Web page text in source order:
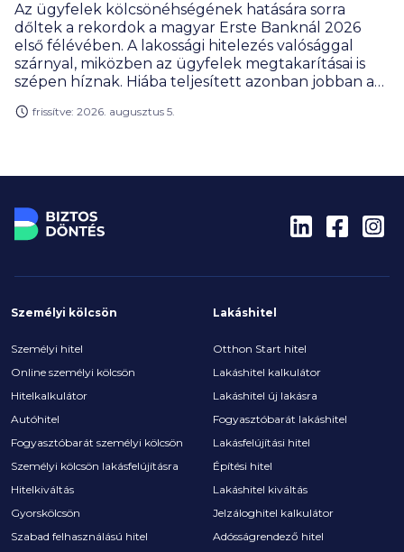
Az ügyfelek kölcsönéhségének hatására sorra
dőltek a rekordok a magyar Erste Banknál 2026
első félévében. A lakossági hitelezés valósággal
szárnyal, miközben az ügyfelek megtakarításai is
szépen híznak. Hiába teljesített azonban jobban a
extraprofitadó befizetésének új szabályai miatt van
frissítve: 2026. augusztus 5.
Személyi kölcsön
Személyi hitel
Online személyi kölcsön
Hitelkalkulátor
Autóhitel
Fogyasztóbarát személyi kölcsön
Személyi kölcsön lakásfelújításra
Hitelkiváltás
Gyorskölcsön
Szabad felhasználású hitel
Lakáshitel
Otthon Start hitel
Lakáshitel kalkulátor
Lakáshitel új lakásra
Fogyasztóbarát lakáshitel
Lakásfelújítási hitel
Építési hitel
Lakáshitel kiváltás
Jelzáloghitel kalkulátor
Adósságrendező hitel